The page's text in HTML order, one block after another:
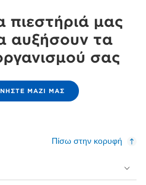
πιεστήριά μας
αυξήσουν τα
σας
ΜΑΖΙ ΜΑΣ
Πίσω στην κορυφή